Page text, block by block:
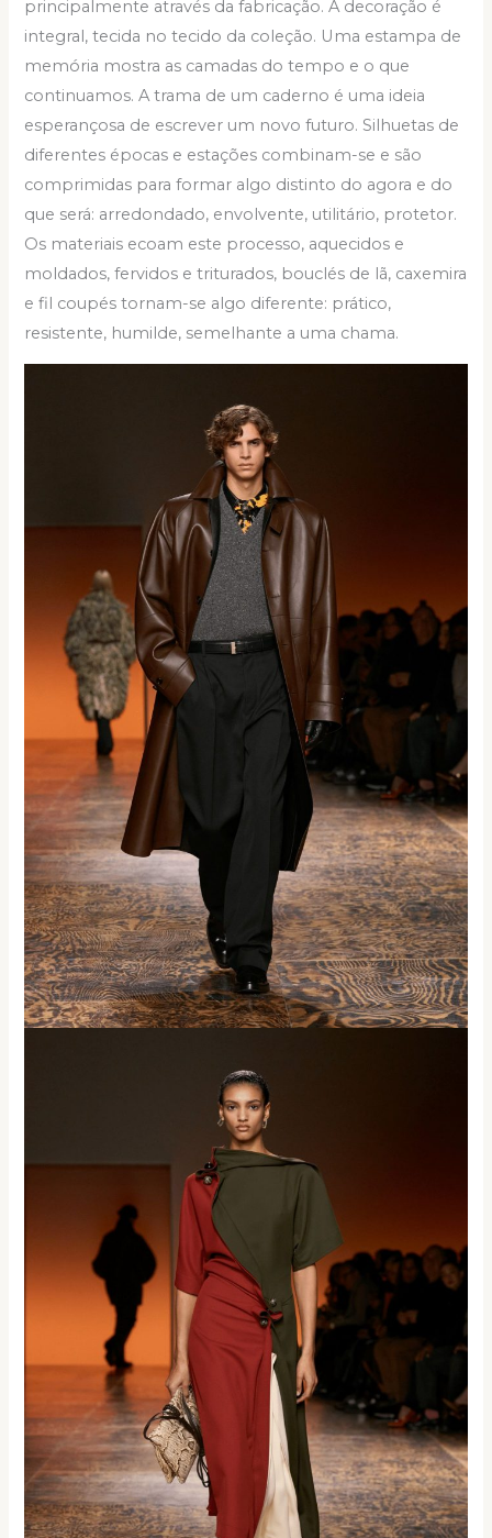
principalmente através da fabricação. A decoração é
integral, tecida no tecido da coleção. Uma estampa de
memória mostra as camadas do tempo e o que
continuamos. A trama de um caderno é uma ideia
esperançosa de escrever um novo futuro. Silhuetas de
diferentes épocas e estações combinam-se e são
comprimidas para formar algo distinto do agora e do
que será: arredondado, envolvente, utilitário, protetor.
Os materiais ecoam este processo, aquecidos e
moldados, fervidos e triturados, bouclés de lã, caxemira
e fil coupés tornam-se algo diferente: prático,
resistente, humilde, semelhante a uma chama.